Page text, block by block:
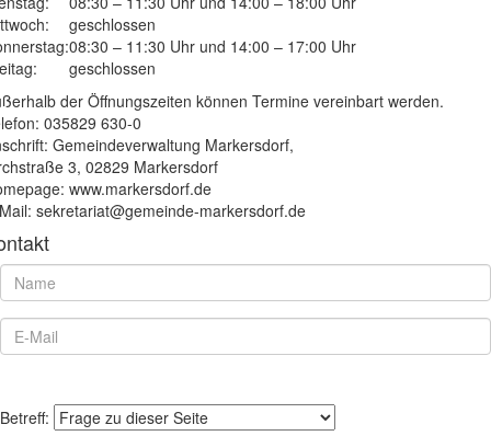
geschlossen
08:30 – 11:30 Uhr und 14:00 – 17:00 Uhr
geschlossen
der Öffnungszeiten können Termine vereinbart werden.
035829 630-0
Gemeindeverwaltung Markersdorf,
3, 02829 Markersdorf
www.markersdorf.de
sekretariat@gemeinde-markersdorf.de
Betreff: